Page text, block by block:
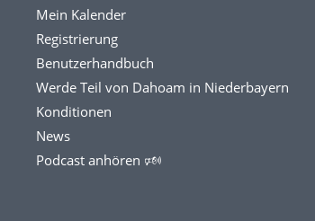
Mein Kalender
Registrierung
Benutzerhandbuch
Werde Teil von Dahoam in Niederbayern
Konditionen
News
Podcast anhören 🕬